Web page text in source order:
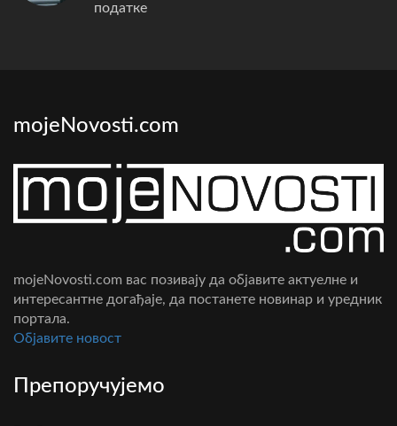
податке
mojeNovosti.com
mojeNovosti.com вас позивају да објавите актуелне и
интересантне догађаје, да постанете новинар и уредник
портала.
Oбјавите новост
Препоручујемо